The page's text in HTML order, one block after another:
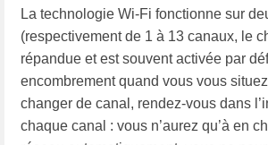
La technologie Wi-Fi fonctionne sur
(respectivement de 1 à 13 canaux, le
répandue et est souvent activée par
encombrement quand vous vous
changer de canal, rendez-vous dans
chaque canal : vous n’aurez qu’à en